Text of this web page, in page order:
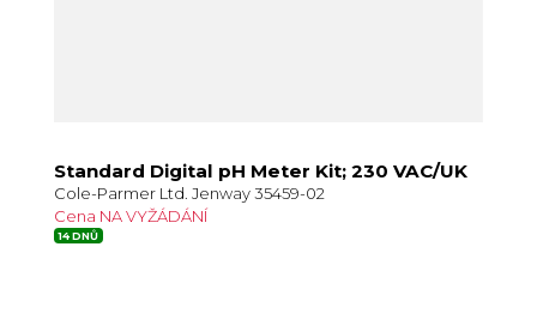
Standard Digital pH Meter Kit; 230 VAC/UK
Cole-Parmer Ltd. Jenway 35459-02
Cena NA VYŽÁDÁNÍ
14 DNŮ